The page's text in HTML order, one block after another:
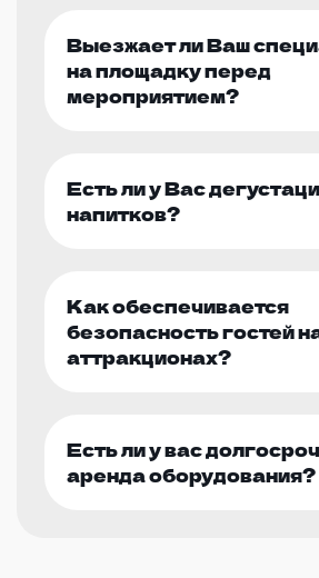
Выезжает ли Ваш
на площадку перед
мероприятием?
Есть ли у Вас
напитков?
Как обеспечивается
безопасность гостей
аттракционах?
Есть ли у вас
аренда оборудования?